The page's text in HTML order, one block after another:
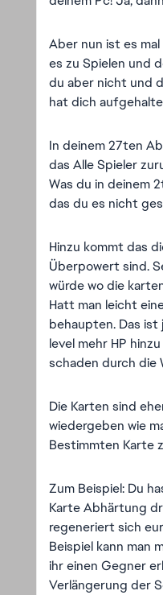
Aber nun ist es
es zu Spielen und
du aber nicht und
hat dich
In deinem 27ten
das Alle Spieler
Was du in deinem
das du es nicht
Hinzu kommt das
Überpowert sind.
würde wo die
Hatt man leicht
behaupten. Das ist
level mehr HP
schaden durch die
Die Karten sind
wiedergeben wie
Bestimmten Karte
Zum Beispiel: Du
Karte Abhärtung
regeneriert sich
Beispiel kann man
ihr einen Gegner
Verlängerung der